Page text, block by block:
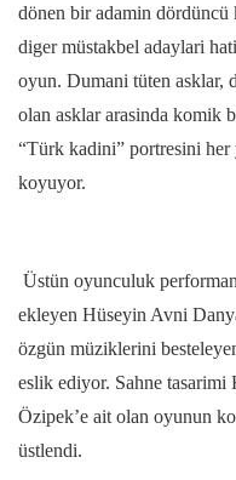
dönen bir adamin dördüncü
diger müstakbel adaylari
oyun. Dumani tüten asklar,
olan asklar arasinda komik
“Türk kadini” portresini
koyuyor.
Üstün oyunculuk
ekleyen Hüseyin Avni
özgün müziklerini
eslik ediyor. Sahne tasarimi
Özipek’e ait olan oyunun
üstlendi.